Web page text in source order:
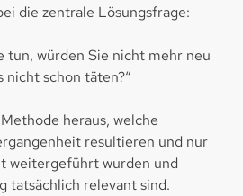
die zentrale Lösungsfrage:
tun, würden Sie nicht mehr neu
nicht schon täten?“
heraus, welche
resultieren und nur
weitergeführt wurden und
tatsächlich relevant sind.